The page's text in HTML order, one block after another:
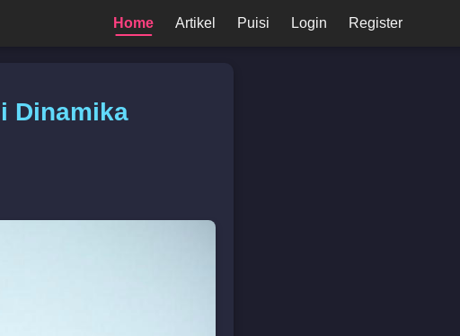
Home Artikel Puisi Login Register
Dinamika